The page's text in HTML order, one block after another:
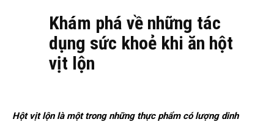
Khám phá về những tác
dụng sức khoẻ khi ăn hột
vịt lộn
Hột vịt lộn là một trong những thực phẩm có lượng dinh